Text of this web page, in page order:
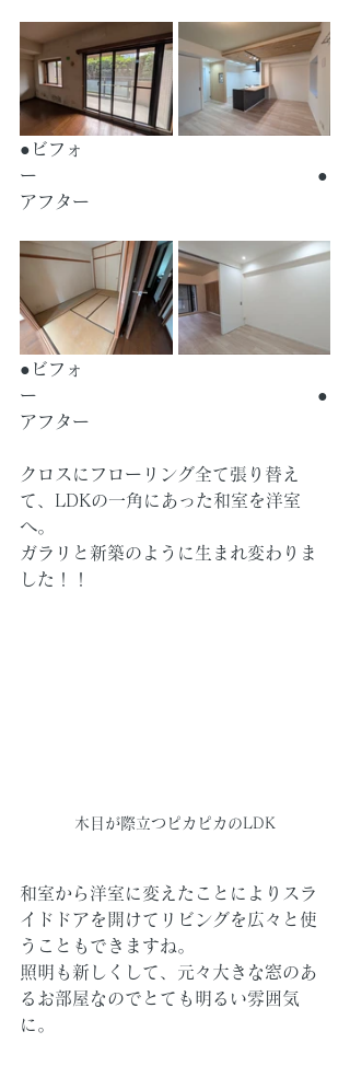
●ビフォ
ー　　　　　　　　　　　　　　　　●
アフター
●ビフォ
ー　　　　　　　　　　　　　　　　●
アフター
クロスにフローリング全て張り替え
て、LDKの一角にあった和室を洋室
へ。
ガラリと新築のように生まれ変わりま
した！！
木目が際立つピカピカのLDK
和室から洋室に変えたことによりスラ
イドドアを開けてリビングを広々と使
うこともできますね。
照明も新しくして、元々大きな窓のあ
るお部屋なのでとても明るい雰囲気
に。